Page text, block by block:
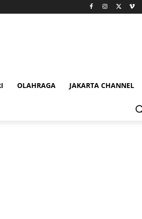
OLAHRAGA JAKARTA CHANNEL